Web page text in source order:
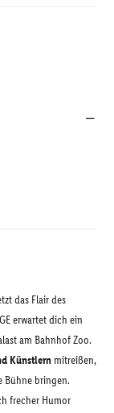
das Flair des
erwartet dich ein
am Bahnhof Zoo.
Künstlernmitreißen,
Bühne bringen.
frecher Humor